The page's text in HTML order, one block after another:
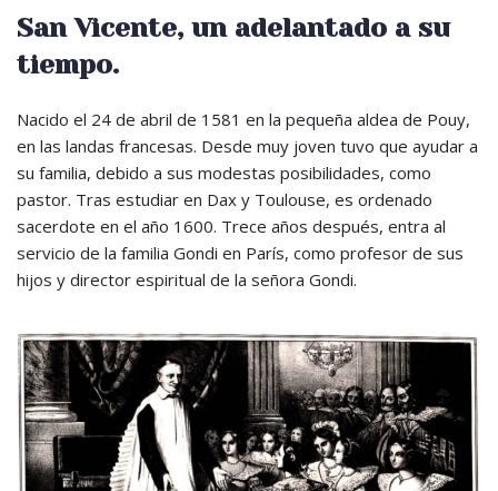
San Vicente, un adelantado a su
tiempo.
Nacido el 24 de abril de 1581 en la pequeña aldea de Pouy,
en las landas francesas. Desde muy joven tuvo que ayudar a
su familia, debido a sus modestas posibilidades, como
pastor. Tras estudiar en Dax y Toulouse, es ordenado
sacerdote en el año 1600. Trece años después, entra al
servicio de la familia Gondi en París, como profesor de sus
hijos y director espiritual de la señora Gondi.